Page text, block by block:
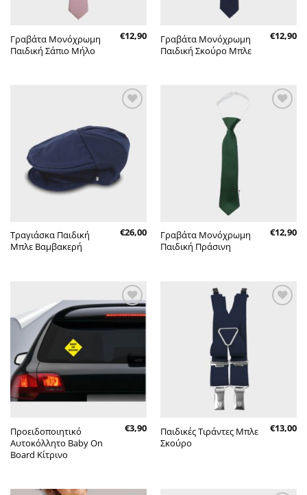
Γραβάτα Μονόχρωμη
Παιδική Σάπιο Μήλο
€12,90
Γραβάτα Μονόχρωμη
Παιδική Σκούρο Μπλε
€12,90
στην λίστα
επιθυμητών
Τραγιάσκα Παιδική
Μπλε Βαμβακερή
€26,00
Γραβάτα Μονόχρωμη
Παιδική Πράσινη
€12,90
Πρόσθήκη
Προειδοποιητικό
Αυτοκόλλητο Baby On
Board Κίτρινο
€3,90
επιθυμητών
Παιδικές Τιράντες Μπλε
Σκούρο
€13,00